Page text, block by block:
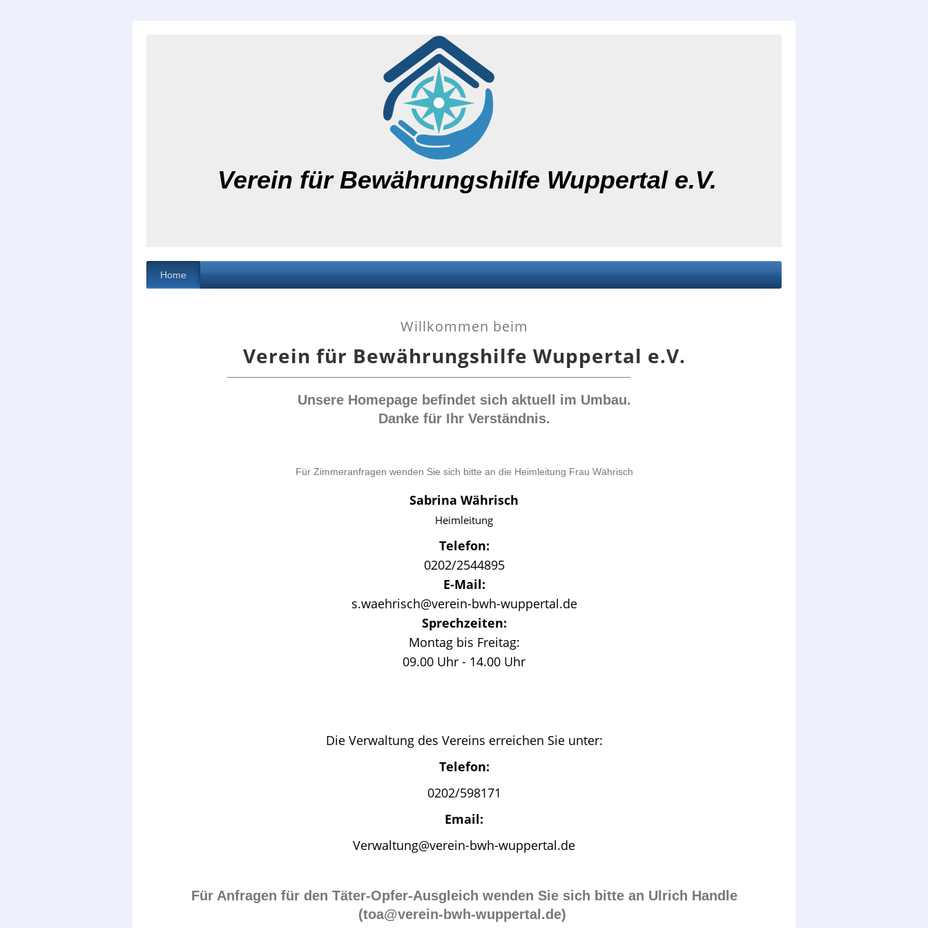
Verein für Bewährungshilfe Wuppertal e.V.
Home
Willkommen beim
Verein für Bewährungshilfe Wuppertal e.V.
Unsere Homepage befindet sich aktuell im Umbau.
Danke für Ihr Verständnis.
Für Zimmeranfragen wenden Sie sich bitte an die Heimleitung Frau Währisch
Sabrina Währisch
Heimleitung
Telefon:
0202/2544895
E-Mail:
s.waehrisch@verein-bwh-wuppertal.de
Sprechzeiten:
Montag bis Freitag:
09.00 Uhr - 14.00 Uhr
Die Verwaltung des Vereins erreichen Sie unter:
Telefon:
0202/598171
Email:
Verwaltung@verein-bwh-wuppertal.de
Für Anfragen für den Täter-Opfer-Ausgleich wenden Sie sich bitte an Ulrich Handle
(toa@verein-bwh-wuppertal.de)